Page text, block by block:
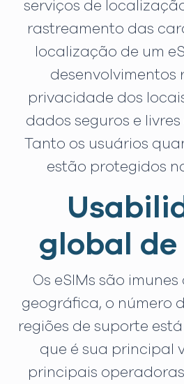
serviços de
rastreamento das
localização de um
desenvolvimentos
privacidade dos
dados seguros e
Tanto os usuários
estão protegidos
global de
Os eSIMs são
geográfica, o número
regiões de suporte
que é sua principal
principais